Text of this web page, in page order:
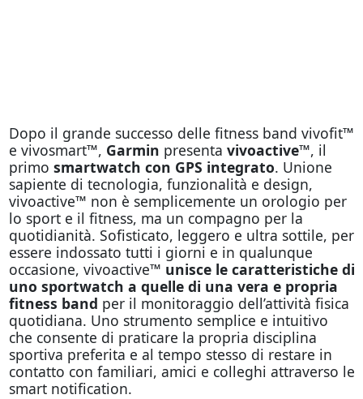
Dopo il grande successo delle fitness band vivofit™
e vivosmart™, Garmin presenta vivoactive™, il
primo smartwatch con GPS integrato. Unione
sapiente di tecnologia, funzionalità e design,
vivoactive™ non è semplicemente un orologio per
lo sport e il fitness, ma un compagno per la
quotidianità. Sofisticato, leggero e ultra sottile, per
essere indossato tutti i giorni e in qualunque
occasione, vivoactive™ unisce le caratteristiche di
uno sportwatch a quelle di una vera e propria
fitness band per il monitoraggio dell’attività fisica
quotidiana. Uno strumento semplice e intuitivo
che consente di praticare la propria disciplina
sportiva preferita e al tempo stesso di restare in
contatto con familiari, amici e colleghi attraverso le
smart notification.